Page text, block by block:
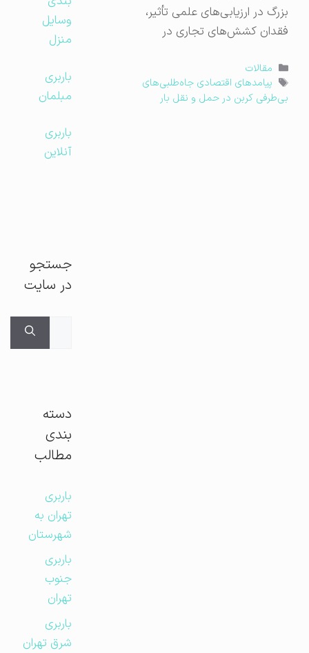
بزرگ در ارزیابی‌های علمی تأثیر،
فقدان کشش‌های تجاری در
دسته‌ها
مقالات
برچسب‌ها
پیامدهای اقتصادی جاه‌طلبی‌های
بی‌طرفی کربن در حمل و نقل بار
وسایل
منزل
باربری
مبلمان
باربری
آنلاین
جستجو
در سایت
دسته
بندی
مطالب
باربری
تهران به
شهرستان
باربری
جنوب
تهران
باربری
شرق تهران